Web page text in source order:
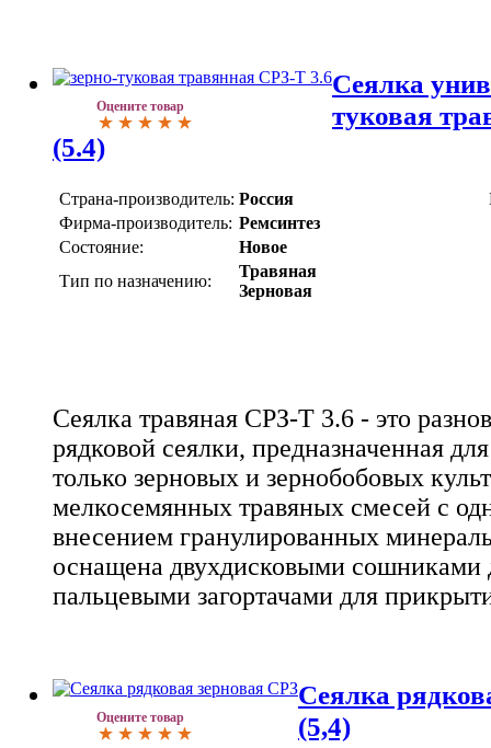
Оцените товар
Сеялка
туковая
(5.4)
Страна-производитель: Россия
Фирма-производитель: Ремсинтез
Состояние:
Новое
Тип по назначению:
Травяная
Зерновая
Сеялка травяная СРЗ-Т 3.6 - это
рядковой сеялки, предназначенная
только зерновых и зернобобовых
мелкосемянных травяных смесей с
внесением гранулированных
оснащена двухдисковыми сошниками
пальцевыми загортачами для
Оцените товар
Сеялка
(5,4)